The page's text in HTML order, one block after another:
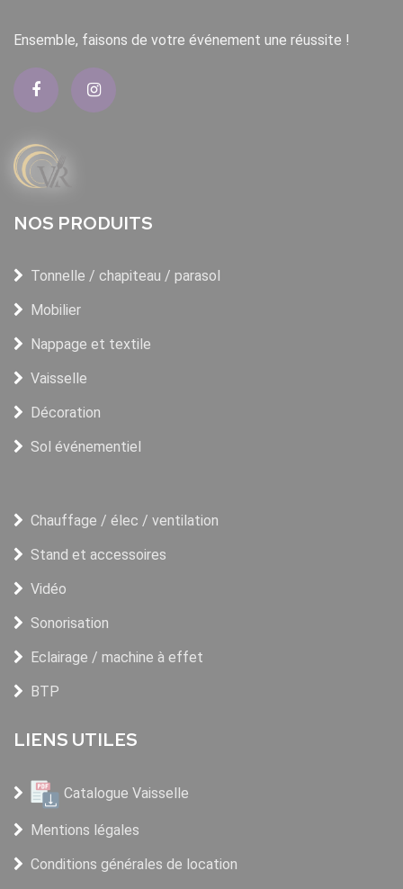
Ensemble, faisons de votre événement une réussite !
NOS PRODUITS
Tonnelle / chapiteau / parasol
Mobilier
Nappage et textile
Vaisselle
Décoration
Sol événementiel
Chauffage / élec / ventilation
Stand et accessoires
Vidéo
Sonorisation
Eclairage / machine à effet
BTP
LIENS UTILES
Catalogue Vaisselle
Mentions légales
Conditions générales de location